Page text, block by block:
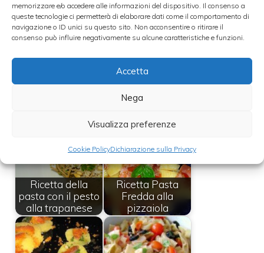
memorizzare e/o accedere alle informazioni del dispositivo. Il consenso a
queste tecnologie ci permetterà di elaborare dati come il comportamento di
navigazione o ID unici su questo sito. Non acconsentire o ritirare il
consenso può influire negativamente su alcune caratteristiche e funzioni.
Accetta
Nega
Visualizza preferenze
Cookie PolicyDichiarazione sulla Privacy
Lascia riposare il condimento per qualche
minuto e infine aggiungi le mozzarelline
tagliate e la pasta. Mescola tutto aggiungi il
basilico e buon appetito!
Leggi anche:
Ricetta della
pasta con il pesto
alla trapanese
Ricetta Pasta
Fredda alla
pizzaiola